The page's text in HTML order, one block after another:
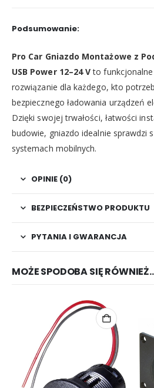
Podsumowanie:
Pro Car Gniazdo Montażowe z
USB Power 12–24 Vto
rozwiązanie dla każdego, kto
bezpiecznego ładowania urządzeń
Dzięki swojej trwałości, łatwości
budowie, gniazdo idealnie sprawdzi
systemach mobilnych.
OPINIE (0)
BEZPIECZEŃSTWO PRODUKTU
PYTANIA I GWARANCJA
MOŻE SPODOBA SIĘ